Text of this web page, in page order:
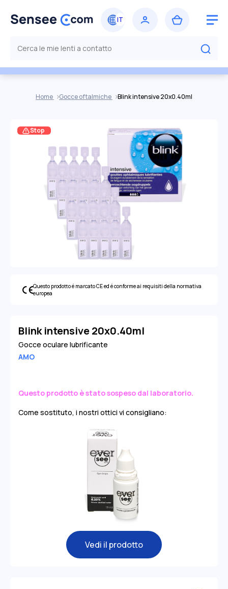
Home Gocce oftalmiche Blink intensive 20x0.40ml
Stop
Questo prodotto é marcato CE ed é conforme ai requisiti della normativa
europea
Blink intensive 20x0.40ml
Gocce oculare lubrificante
AMO
Questo prodotto è stato sospeso dal laboratorio.
Come sostituto, i nostri ottici vi consigliano:
Vedi il prodotto